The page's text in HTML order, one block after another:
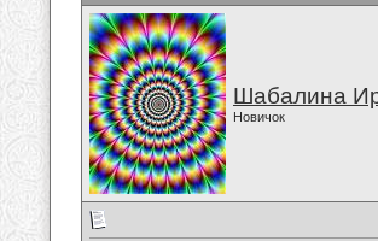
Шабалина
Новичок